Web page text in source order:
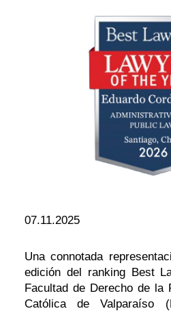
07.11.2025
Una connotada
edición del ranking Best
Facultad de Derecho de la
Católica de Valparaíso